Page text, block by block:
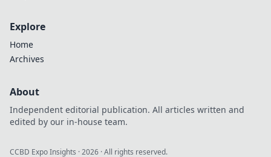
Explore
Home
Archives
About
Independent editorial publication. All articles written and
edited by our in-house team.
CCBD Expo Insights ·2026 · All rights reserved.